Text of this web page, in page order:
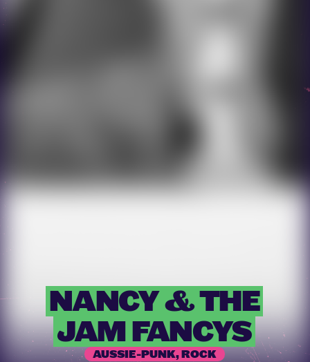
NANCY&THE
JAMFANCYS
AUSSIE-PUNK, ROCK